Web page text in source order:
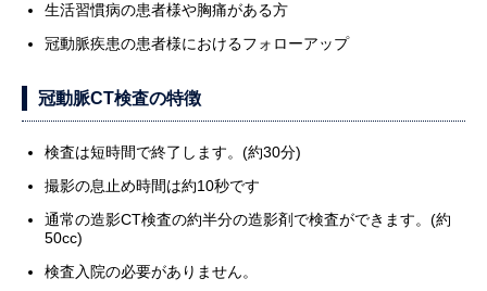
生活習慣病の患者様や胸痛がある方
冠動脈疾患の患者様におけるフォローアップ
冠動脈CT検査の特徴
検査は短時間で終了します。(約30分)
撮影の息止め時間は約10秒です
通常の造影CT検査の約半分の造影剤で検査ができます。(約
50cc)
検査入院の必要がありません。